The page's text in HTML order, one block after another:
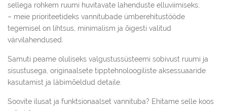
sellega rohkem ruumi huvitavate lahenduste elluviimiseks;
– meie prioriteetideks vannitubade ümberehitustööde
tegemisel on lihtsus, minimalism ja õigesti valitud
värvilahendused.
Samuti peame oluliseks valgustussüsteemi sobivust ruumi ja
sisustusega, originaalsete tipptehnoloogiliste aksessuaaride
kasutamist ja läbimõeldud detaile.
Soovite ilusat ja funktsionaalset vannituba? Ehitame selle koos